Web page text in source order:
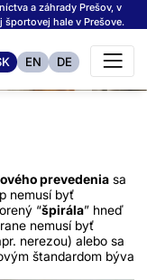
a záhrady Prešov, v
hale v Prešove.
EN DE
prevedenia sa
nemusí byť
“špirála” hneď
nemusí byť
nerezou) alebo sa
štandardom býva